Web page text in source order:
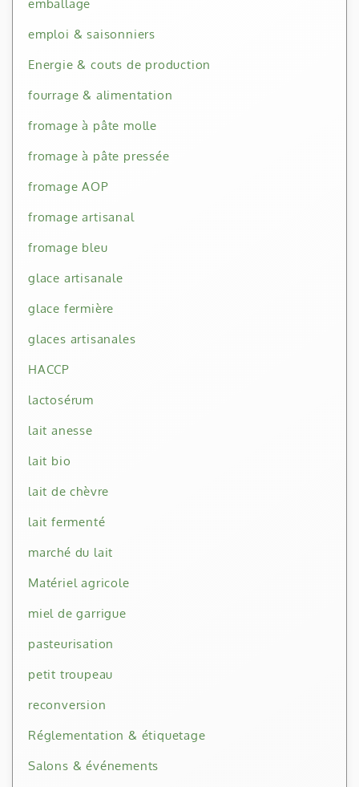
emballage
emploi & saisonniers
Energie & couts de production
fourrage & alimentation
fromage à pâte molle
fromage à pâte pressée
fromage AOP
fromage artisanal
fromage bleu
glace artisanale
glace fermière
glaces artisanales
HACCP
lactosérum
lait anesse
lait bio
lait de chèvre
lait fermenté
marché du lait
Matériel agricole
miel de garrigue
pasteurisation
petit troupeau
reconversion
Réglementation & étiquetage
Salons & événements